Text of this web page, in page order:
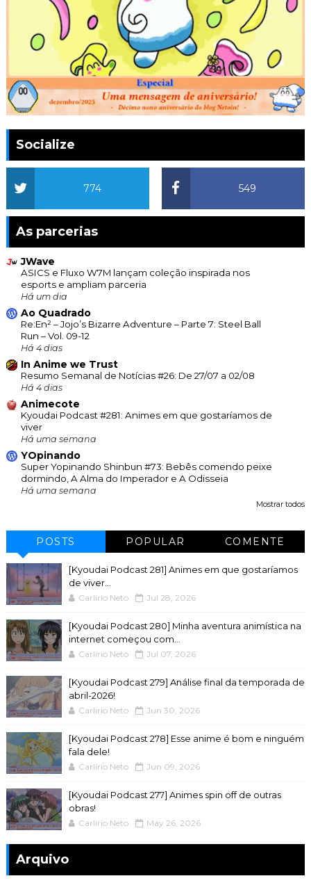
Socialize
549
774
As parcerias
JWave
ASICS e Fluxo W7M lançam coleção inspirada nos
esports e ampliam parceria
Há um dia
Ao Quadrado
Re:En² – Jojo’s Bizarre Adventure – Parte 7: Steel Ball
Run – Vol. 09-12
Há 4 dias
In Anime we Trust
Resumo Semanal de Notícias #26: De 27/07 a 02/08
Há 4 dias
Animecote
Kyoudai Podcast #281: Animes em que gostaríamos de
viver
Há uma semana
YOpinando
Super Yopinando Shinbun #73: Bebês comendo peixe
dormindo, A Alma do Imperador e A Odisseia
Há uma semana
Mostrar todos
POSTS POPULAR COMENTE
[Kyoudai Podcast 281] Animes em que gostaríamos
de viver...
Carlírio Neto Jul 28, 2026
[Kyoudai Podcast 280] Minha aventura animística na
internet começou com...
Carlírio Neto Jul 07, 2026
[Kyoudai Podcast 279] Análise final da temporada de
abril-2026!
Carlírio Neto Jun 30, 2026
[Kyoudai Podcast 278] Esse anime é bom e ninguém
fala dele!
Carlírio Neto Jun 09, 2026
[Kyoudai Podcast 277] Animes spin off de outras
obras!
Carlírio Neto May 26, 2026
Arquivo